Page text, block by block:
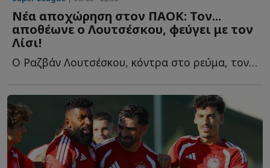
Νέα αποχώρηση στον ΠΑΟΚ: Τον...
αποθέωνε ο Λουτσέσκου, φεύγει με τον
Λίσι!
Ο Ραζβάν Λουτσέσκου, κόντρα στο ρεύμα, τον είχε χαρακτηρίσει ω...